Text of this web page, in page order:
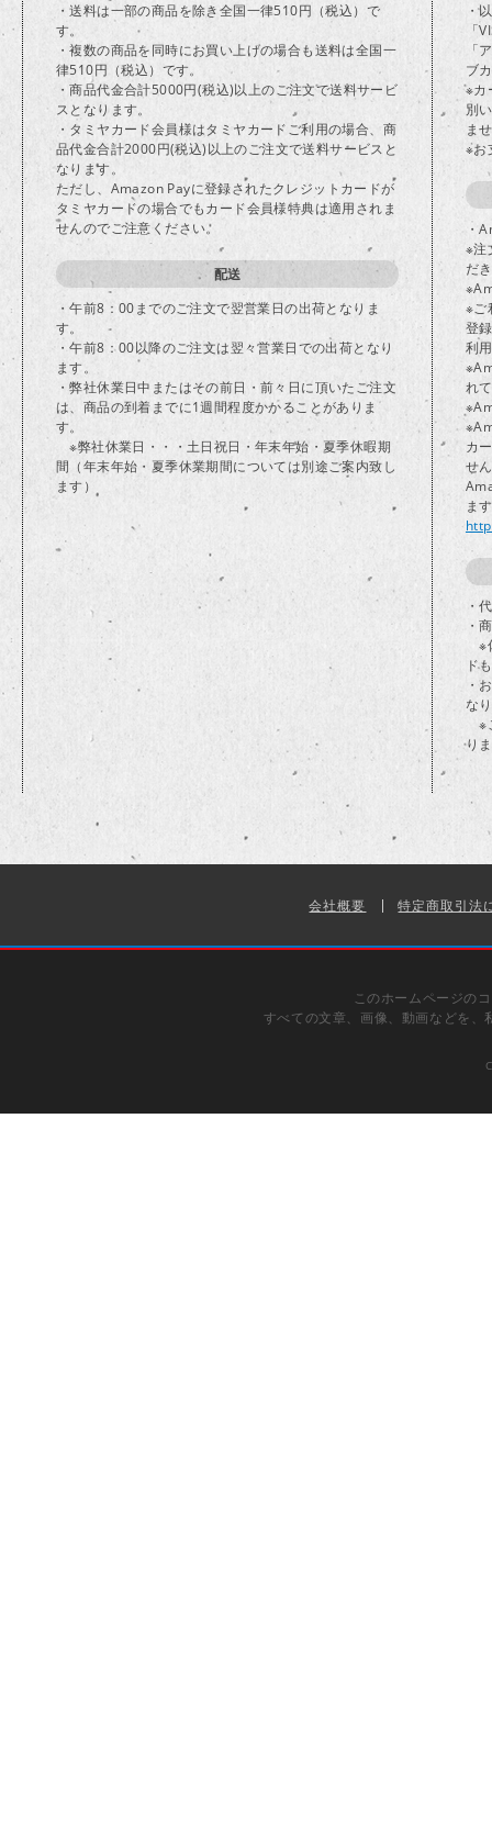
・送料は一部の商品を除き全国一律510円（税込）で
す。
・複数の商品を同時にお買い上げの場合も送料は全国一
律510円（税込）です。
・商品代金合計5000円(税込)以上のご注文で送料サービ
スとなります。
・タミヤカード会員様はタミヤカードご利用の場合、商
品代金合計2000円(税込)以上のご注文で送料サービスと
なります。
ただし、Amazon Payに登録されたクレジットカードが
タミヤカードの場合でもカード会員様特典は適用されま
せんのでご注意ください。
配送
・午前8：00までのご注文で翌営業日の出荷となりま
す。
・午前8：00以降のご注文は翌々営業日での出荷となり
ます。
・弊社休業日中またはその前日・前々日に頂いたご注文
は、商品の到着までに1週間程度かかることがありま
す。
※弊社休業日・・・土日祝日・年末年始・夏季休暇期
間（年末年始・夏季休業期間については別途ご案内致し
ます）
・
「
「
ブ
※カ
別
ま
※お
・
※注
だ
※ご
登
利
れ
カ
せ
ま
・
・
※
ド
・
な
※
り
会社概要 特定商取引法
このホームページの
すべての文章、画像、動画などを